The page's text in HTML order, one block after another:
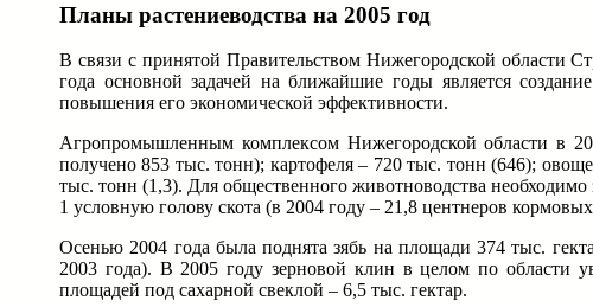
Планы растениеводства на 2005 год
В связи с принятой Правительством Нижегородской области
года основной задачей на ближайшие годы является
повышения его экономической эффективности.
Агропромышленным комплексом Нижегородской области в
получено 853 тыс. тонн); картофеля – 720 тыс. тонн (646);
тыс. тонн (1,3). Для общественного животноводства
1 условную голову скота (в 2004 году – 21,8 центнеров
Осенью 2004 года была поднята зябь на площади 374 тыс.
2003 года). В 2005 году зерновой клин в целом по области
площадей под сахарной свеклой – 6,5 тыс. гектар.